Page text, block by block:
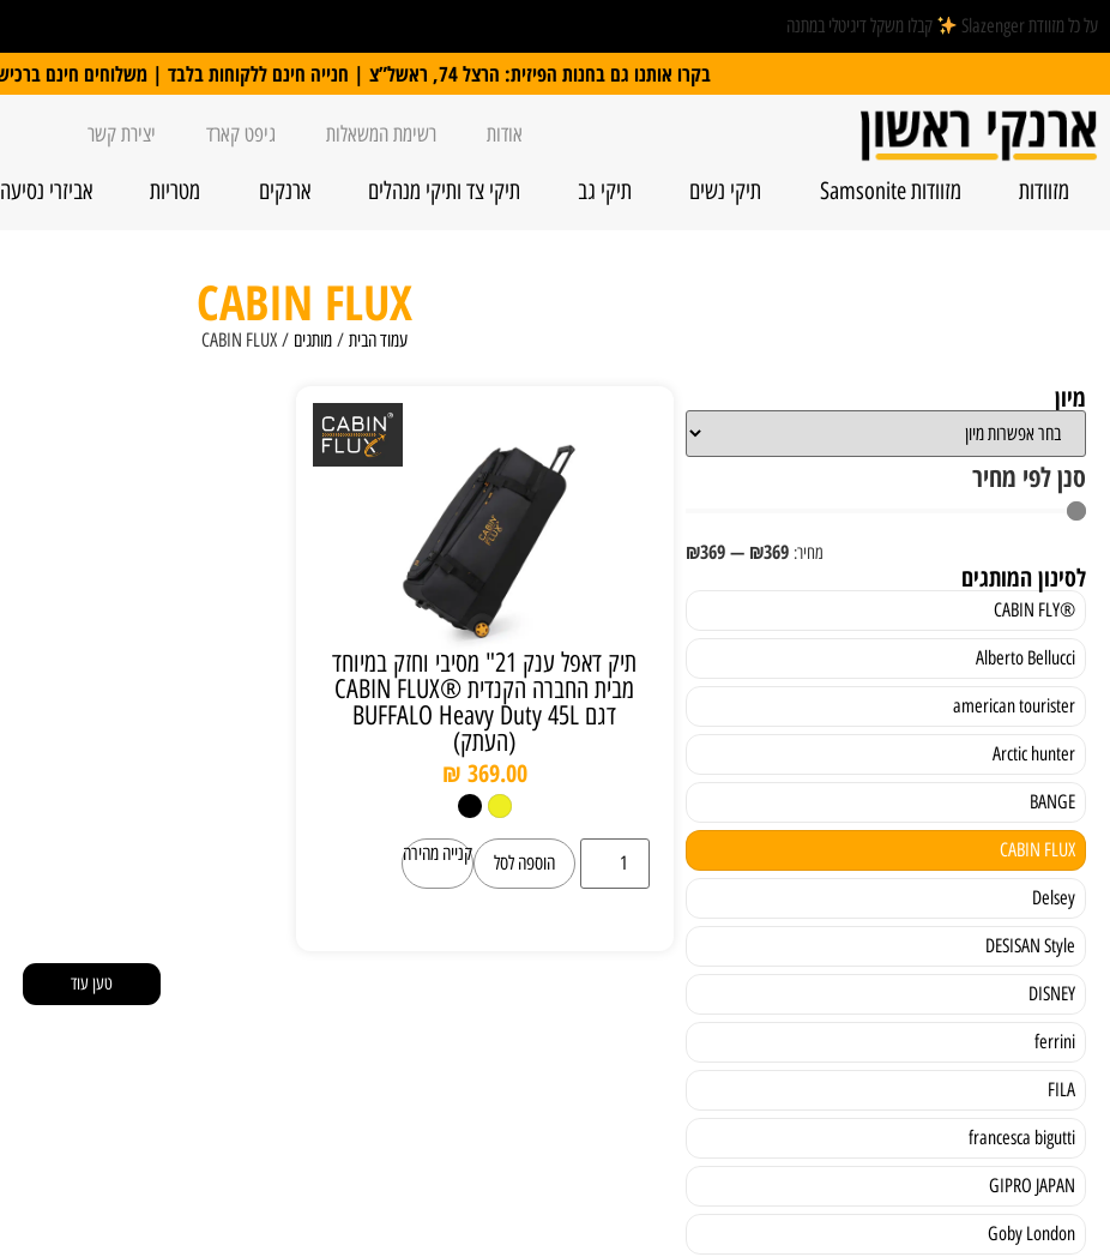
על כל מזוודת Slazenger קבלו משקל דיגיטלי במתנה
בקרו אותנו גם בחנות הפיזית: הרצל 74, ראשל”צ | חנייה חינם ללקוחות בלבד | משלוחים חינם ברכישה מעל 250 ₪
אודות רשימת המשאלות גיפט קארד יצירת קשר
מזוודות מזוודות Samsonite תיקי נשים תיקי גב תיקי צד ותיקי מנהלים ארנקים מטריות אביזרי נסיעה
CABIN FLUX
עמוד הבית / מותגים / CABIN FLUX
מיון
סנן לפי מחיר
₪369
—
₪369
לסינון המותגים
®CABIN FLY
Alberto Bellucci
american tourister
Arctic hunter
BANGE
CABIN FLUX
Delsey
DESISAN Style
DISNEY
ferrini
FILA
francesca bigutti
GIPRO JAPAN
Goby London
תיק דאפל ענק 21" מסיבי וחזק במיוחד
מבית החברה הקנדית ®CABIN FLUX
דגם BUFFALO Heavy Duty 45L
(העתק)
₪ 369.00
הוספה לסל קנייה מהירה
טען עוד